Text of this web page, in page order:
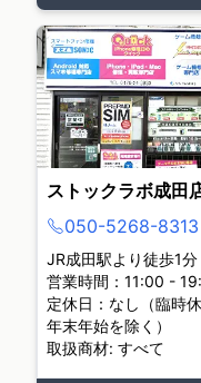
ストックラボ成田
050-5268-8313
JR成田駅より徒歩1分
営業時間：11:00 -
定休日：なし（臨時
年末年始を除く）
取扱商材: すべて